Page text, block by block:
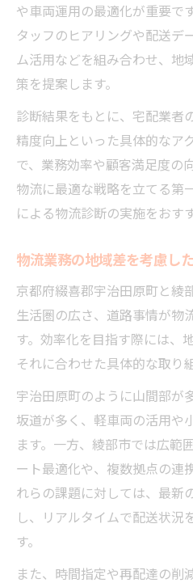
や車両運用の最適化が重要で
タッフのヒアリングや配送デ
ム活用などを組み合わせ、地
策を提案します。
診断結果をもとに、宅配業者
精度向上といった具体的なア
で、業務効率や顧客満足度の
物流に最適な戦略を立てる第
による物流診断の実施をおす
物流業務の地域差を考慮し
京都府綴喜郡宇治田原町と綾
生活圏の広さ、道路事情が物
す。効率化を目指す際には、
それに合わせた具体的な取り
宇治田原町のように山間部が
坂道が多く、軽車両の活用や
ます。一方、綾部市では広範
ート最適化や、複数拠点の連
れらの課題に対しては、最新
し、リアルタイムで配送状況
す。
また、時間指定や再配達の削